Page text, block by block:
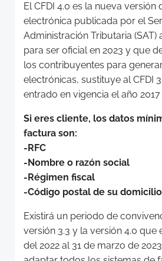
El CFDI 4.0 es la nueva versión
electrónica publicada por el
Administración Tributaria (SAT)
para ser oficial en 2023 y que
los contribuyentes para
electrónicas, sustituye al CFDI
entrado en vigencia el año 2017
Si eres cliente, los datos
factura son:
-RFC
-Nombre o razón social
-Régimen fiscal
-Código postal de su
Existirá un periodo de
versión 3.3 y la versión 4.0 que
del 2022 al 31 de marzo de